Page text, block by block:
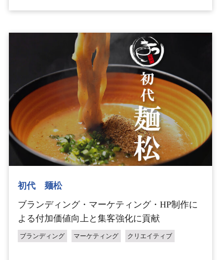
初代 麺松
ブランディング・マーケティング・HP制作に
よる付加価値向上と集客強化に貢献
ブランディング マーケティング クリエイティブ